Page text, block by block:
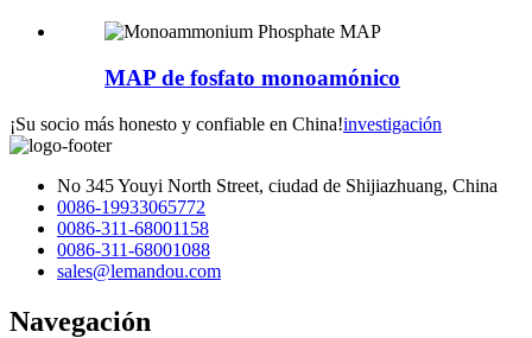
MAP de fosfato monoamónico
¡Su socio más honesto y confiable en China!investigación
No 345 Youyi North Street, ciudad de Shijiazhuang, China
0086-19933065772
0086-311-68001158
0086-311-68001088
sales@lemandou.com
Navegación